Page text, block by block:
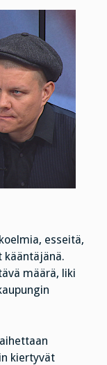
esseitä,
kääntäjänä.
määrä, liki
kiertyvät